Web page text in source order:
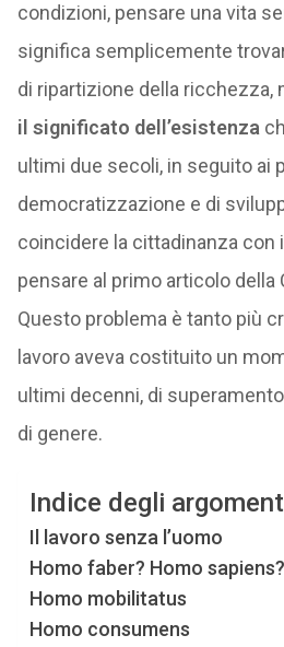
condizioni, pensare una vita
significa semplicemente
di ripartizione della ricchezza,
il significato dell’esistenza
ultimi due secoli, in seguito ai
democratizzazione e di
coincidere la cittadinanza con
pensare al primo articolo della
Questo problema è tanto più
lavoro aveva costituito un
ultimi decenni, di
di genere.
Indice degli
Il lavoro senza l’uomo
Homo faber? Homo sapiens?
Homo mobilitatus
Homo consumens